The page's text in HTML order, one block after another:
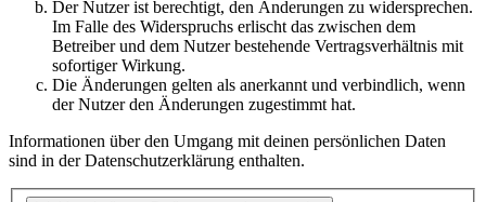
Der Nutzer ist berechtigt, den Änderungen zu widersprechen.
Im Falle des Widerspruchs erlischt das zwischen dem
Betreiber und dem Nutzer bestehende Vertragsverhältnis mit
sofortiger Wirkung.
Die Änderungen gelten als anerkannt und verbindlich, wenn
der Nutzer den Änderungen zugestimmt hat.
Informationen über den Umgang mit deinen persönlichen Daten
sind in der Datenschutzerklärung enthalten.